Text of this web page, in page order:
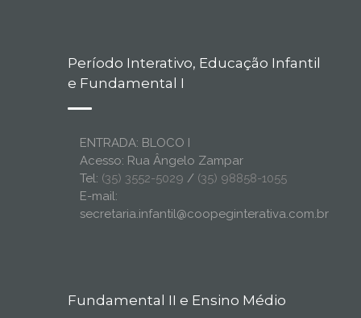
Período Interativo, Educação Infantil
e Fundamental I
ENTRADA: BLOCO I
Acesso: Rua Ângelo Zampar
Tel: (35) 3552-5029 / (35) 98858-1055
E-mail:
secretaria.infantil@coopeginterativa.com.br
Fundamental II e Ensino Médio